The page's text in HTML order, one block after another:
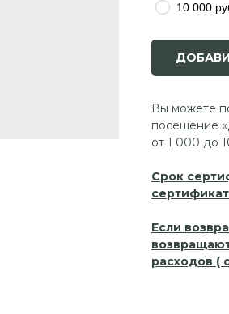
10 000
Вы можете
посещение
от 1 000 до
Срок
Если
расходов (